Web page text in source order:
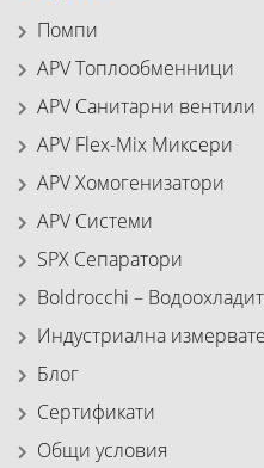
Помпи
APV Топлообменници
APV Санитарни вентили
APV Flex-Mix Миксери
APV Хомогенизатори
APV Системи
SPX Сепаратори
Boldrocchi –
Индустриална
Блог
Сертификати
Общи условия